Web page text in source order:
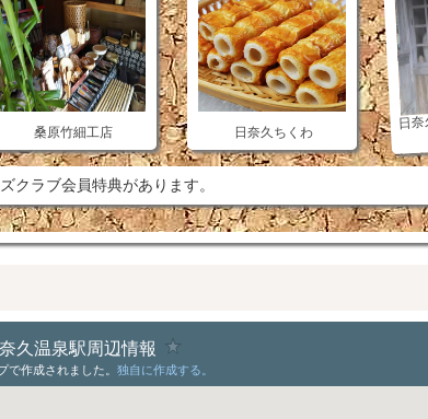
桑原竹細工店 日奈久ちくわ
日
クラブ会員特典があります。